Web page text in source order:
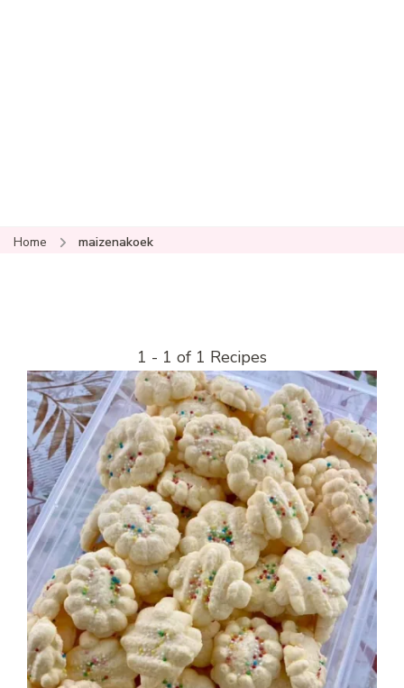
Home maizenakoek
1 - 1 of 1 Recipes